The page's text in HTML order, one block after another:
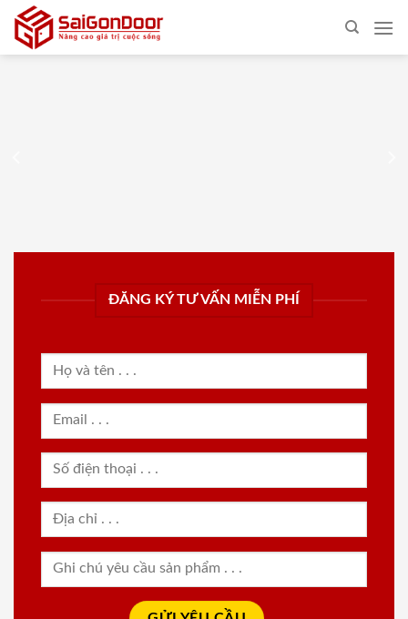
Skip
content
ĐĂNG KÝ TƯ VẤN MIỄN PHÍ